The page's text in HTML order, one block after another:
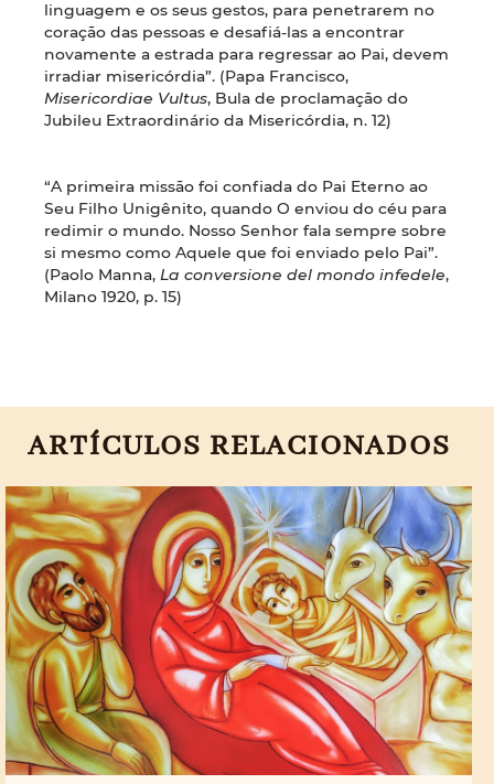
linguagem e os seus gestos, para penetrarem no
coração das pessoas e desafiá-las a encontrar
novamente a estrada para regressar ao Pai, devem
irradiar misericórdia”. (Papa Francisco,
Misericordiae Vultus, Bula de proclamação do
Jubileu Extraordinário da Misericórdia, n. 12)
“A primeira missão foi confiada do Pai Eterno ao
Seu Filho Unigênito, quando O enviou do céu para
redimir o mundo. Nosso Senhor fala sempre sobre
si mesmo como Aquele que foi enviado pelo Pai”.
(Paolo Manna, La conversione del mondo infedele,
Milano 1920, p. 15)
ARTÍCULOS RELACIONADOS